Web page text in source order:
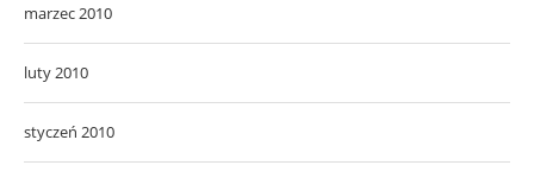
marzec 2010
luty 2010
styczeń 2010